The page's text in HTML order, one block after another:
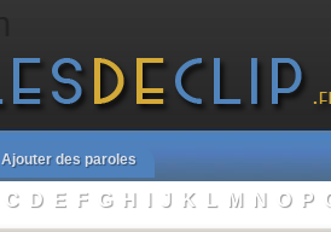
Ajouter des paroles
C D E F G H I J K L M N O P